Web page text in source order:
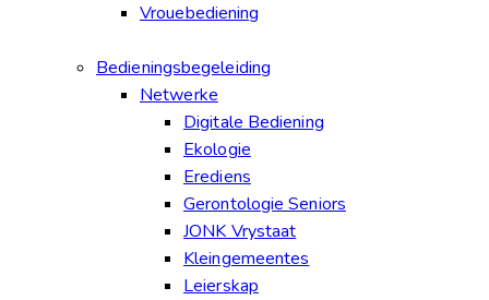
Vrouebediening
Bedieningsbegeleiding
Netwerke
Digitale Bediening
Ekologie
Erediens
Gerontologie Seniors
JONK Vrystaat
Kleingemeentes
Leierskap